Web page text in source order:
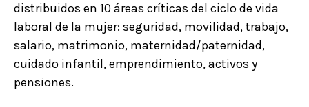
distribuidos en 10 áreas críticas del ciclo de vida
laboral de la mujer: seguridad, movilidad, trabajo,
salario, matrimonio, maternidad/paternidad,
cuidado infantil, emprendimiento, activos y
pensiones.